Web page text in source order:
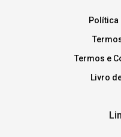
Política
Termos e
Livro